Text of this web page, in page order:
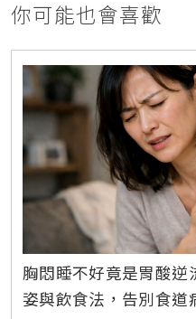
你可能也會喜歡
胸悶睡不好竟是胃酸逆
姿與飲食法，告別食道